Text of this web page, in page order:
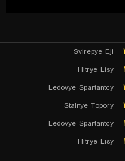
Svirepye Eji
۱
Hitrye Lisy
Ledovye Spartantcy
Stalnye Topory
۱
Ledovye Spartantcy
۱ Hitrye Lisy